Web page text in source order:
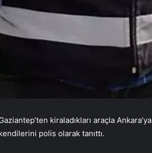
kiraladıkları araçla Ankara’ya
polis olarak tanıttı.